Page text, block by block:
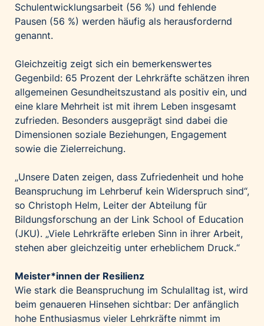
Schulentwicklungsarbeit (56 %) und fehlende
Pausen (56 %) werden häufig als herausfordernd
genannt.
Gleichzeitig zeigt sich ein bemerkenswertes
Gegenbild: 65 Prozent der Lehrkräfte schätzen ihren
allgemeinen Gesundheitszustand als positiv ein, und
eine klare Mehrheit ist mit ihrem Leben insgesamt
zufrieden. Besonders ausgeprägt sind dabei die
Dimensionen soziale Beziehungen, Engagement
sowie die Zielerreichung.
„Unsere Daten zeigen, dass Zufriedenheit und hohe
Beanspruchung im Lehrberuf kein Widerspruch sind“,
so Christoph Helm, Leiter der Abteilung für
Bildungsforschung an der Link School of Education
(JKU). „Viele Lehrkräfte erleben Sinn in ihrer Arbeit,
stehen aber gleichzeitig unter erheblichem Druck.“
Meister*innen der Resilienz
Wie stark die Beanspruchung im Schulalltag ist, wird
beim genaueren Hinsehen sichtbar: Der anfänglich
hohe Enthusiasmus vieler Lehrkräfte nimmt im